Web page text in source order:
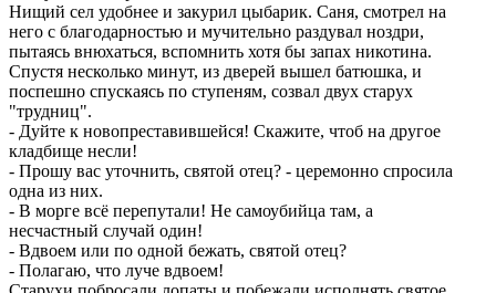
Нищий сел удобнее и закурил цыбарик. Саня, смотрел на
него с благодарностью и мучительно раздувал ноздри,
пытаясь внюхаться, вспомнить хотя бы запах никотина.
Спустя несколько минут, из дверей вышел батюшка, и
поспешно спускаясь по ступеням, созвал двух старух
"трудниц".
- Дуйте к новопреставившейся! Скажите, чтоб на другое
кладбище несли!
- Прошу вас уточнить, святой отец? - церемонно спросила
одна из них.
- В морге всё перепутали! Не самоубийца там, а
несчастный случай один!
- Вдвоем или по одной бежать, святой отец?
- Полагаю, что луче вдвоем!